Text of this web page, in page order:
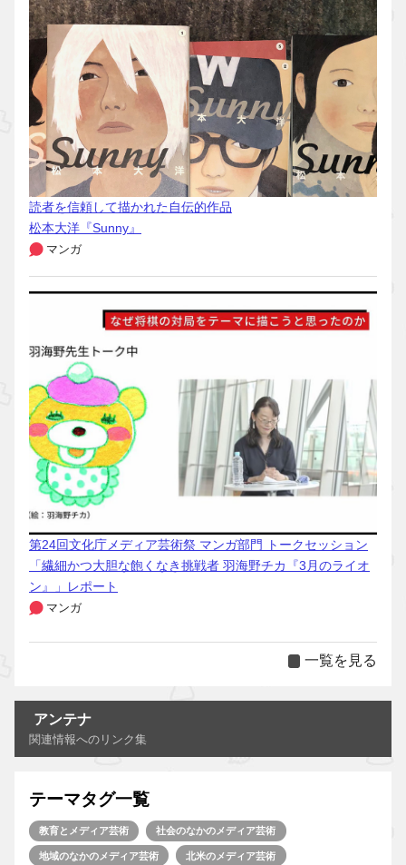
読者を信頼して描かれた自伝的作品
松本大洋『Sunny』
マンガ
第24回文化庁メディア芸術祭 マンガ部門 トークセッション
「繊細かつ大胆な飽くなき挑戦者 羽海野チカ『3月のライオ
ン』」レポート
マンガ
一覧を見る
アンテナ
関連情報へのリンク集
テーマタグ一覧
教育とメディア芸術 社会のなかのメディア芸術
地域のなかのメディア芸術 北米のメディア芸術